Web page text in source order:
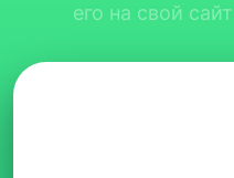
его на свой